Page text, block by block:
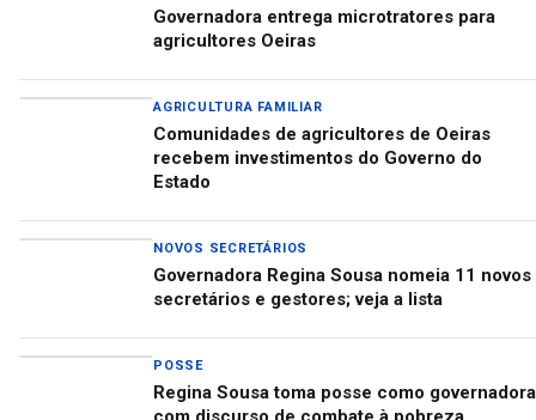
Governadora entrega microtratores para
agricultores Oeiras
AGRICULTURA FAMILIAR
Comunidades de agricultores de Oeiras
recebem investimentos do Governo do
Estado
NOVOS SECRETÁRIOS
Governadora Regina Sousa nomeia 11 novos
secretários e gestores; veja a lista
POSSE
Regina Sousa toma posse como governadora